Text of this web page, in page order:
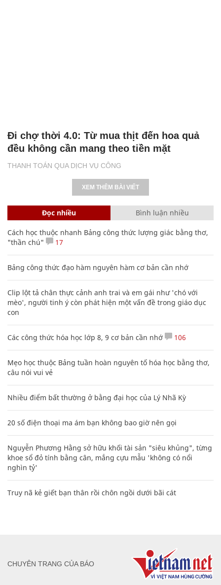
THANH TOÁN QUA DỊCH VỤ CÔNG
Đi chợ thời 4.0: Từ mua thịt đến hoa quả
đều không cần mang theo tiền mặt
XEM THÊM BÀI VIẾT
Đọc nhiều Bình luận nhiều
Cách học thuộc nhanh Bảng công thức lượng giác bằng thơ,
"thần chú"
17
Bảng công thức đạo hàm nguyên hàm cơ bản cần nhớ
Clip lột tả chân thực cảnh anh trai và em gái như 'chó với
mèo', người tinh ý còn phát hiện một vấn đề trong giáo dục
con
Các công thức hóa học lớp 8, 9 cơ bản cần nhớ 106
Mẹo học thuộc Bảng tuần hoàn nguyên tố hóa học bằng thơ,
câu nói vui vẻ
Nhiều điểm bất thường ở bằng đại học của Lý Nhã Kỳ
20 số điện thoại ma ám bạn không bao giờ nên gọi
Nguyễn Phương Hằng sở hữu khối tài sản "siêu khủng", từng
khoe sổ đỏ tính bằng cân, mắng cựu mẫu 'không có nổi
nghìn tỷ'
Truy nã kẻ giết bạn thân rồi chôn ngồi dưới bãi cát
CHUYÊN TRANG CỦA BÁO